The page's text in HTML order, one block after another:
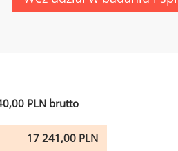
PLN brutto
17 241,00 PLN